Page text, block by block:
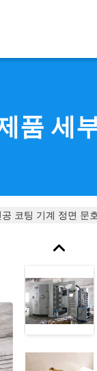
품 세
코팅 기계 정면 문